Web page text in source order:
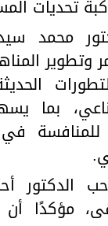
تحديات
محمد
وتطوير
بما
للمنافسة
الدكتور
مؤكدًا أن